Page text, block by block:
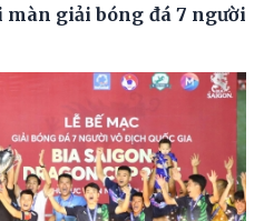
màn giải bóng đá 7 người